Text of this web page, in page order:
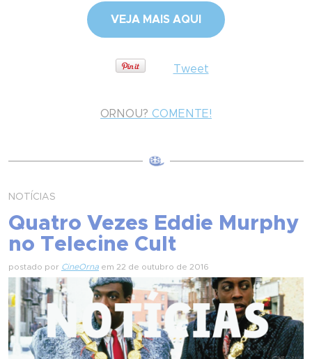
VEJA MAIS AQUI
Tweet
ORNOU? COMENTE!
NOTÍCIAS
Quatro Vezes Eddie Murphy
postado por CineOrna em 22 de outubro de 2016